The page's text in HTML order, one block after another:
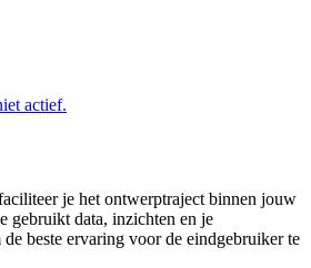
actief.
je het ontwerptraject binnen jouw
gebruikt data, inzichten en je
beste ervaring voor de eindgebruiker te